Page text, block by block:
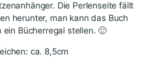
Die Perlenseite fällt
herunter, man kann das Buch
ein Bücherregal stellen. 🙂
ca. 8,5cm